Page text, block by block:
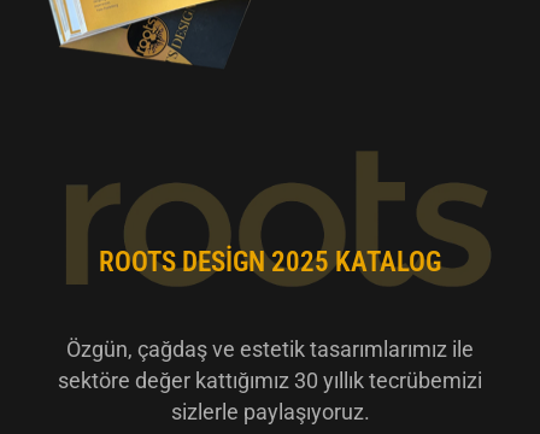
ROOTS DESIGN 2025 KATALOG
Özgün, çağdaş ve estetik tasarımlarımız ile
sektöre değer kattığımız 30 yıllık tecrübemizi
sizlerle paylaşıyoruz.